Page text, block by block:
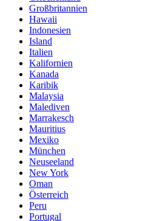
Großbritannien
Hawaii
Indonesien
Island
Italien
Kalifornien
Kanada
Karibik
Malaysia
Malediven
Marrakesch
Mauritius
Mexiko
München
Neuseeland
New York
Oman
Österreich
Peru
Portugal